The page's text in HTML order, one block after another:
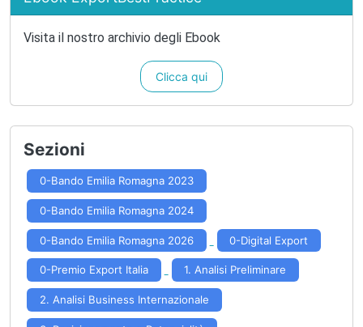
Visita il nostro archivio degli Ebook
Clicca qui
Sezioni
0-Bando Emilia Romagna 2023
0-Bando Emilia Romagna 2024
0-Bando Emilia Romagna 2026 0-Digital Export
0-Premio Export Italia 1. Analisi Preliminare
2. Analisi Business Internazionale